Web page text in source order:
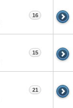
16
15
21